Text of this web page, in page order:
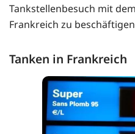
Tankstellenbesuch mit
Frankreich zu
Tanken in Frankreich